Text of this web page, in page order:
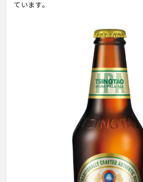
ています。